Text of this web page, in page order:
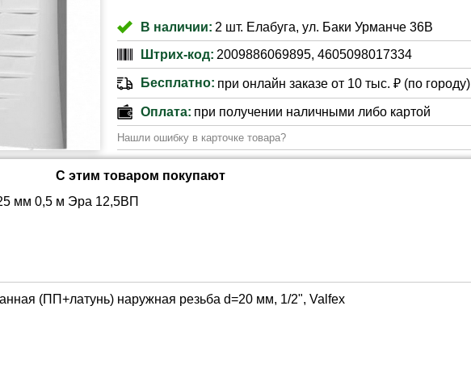
В наличии: 2 шт. Елабуга, ул. Баки Урманче 36В
Штрих-код: 2009886069895, 4605098017334
Бесплатно: при онлайн заказе от 10 тыс. ₽ (по городу)
Оплата: при получении наличными либо картой
Нашли ошибку в карточке товара?
С этим товаром покупают
мм 0,5 м Эра 12,5ВП
(ПП+латунь) наружная резьба d=20 мм, 1/2", Valfex